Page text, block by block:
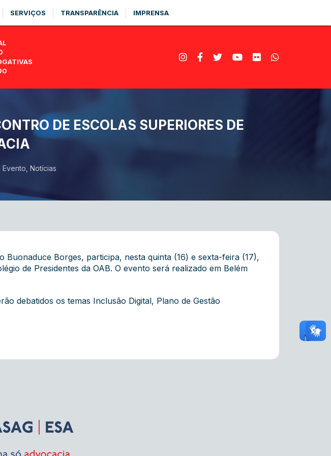
SERVIÇOS TRANSPARÊNCIA IMPRENSA
DE ESCOLAS SUPERIORES DE
Evento Notícias
Borges, participa, nesta quinta (16) e sexta-feira (17),
de Presidentes da OAB. O evento será realizado em Belém
debatidos os temas Inclusão Digital, Plano de Gestão